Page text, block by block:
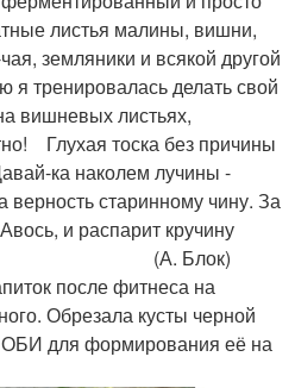
листья малины, вишни,
земляники и всякой другой
я тренировалась делать свой
вишневых листьях,
Глухая тоска без причины
ка наколем лучины -
старинному чину. За
и распарит кручину
душа! (А. Блок)
после фитнеса на
Обрезала кусты черной
для формирования её на